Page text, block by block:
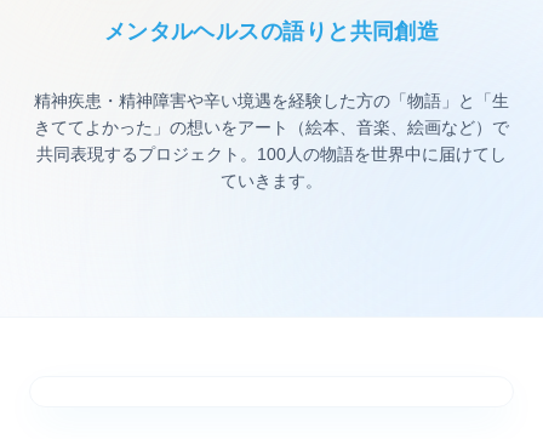
メンタルヘルスの語りと共同創造
精神疾患・精神障害や辛い境遇を経験した方の「物語」と「生
きててよかった」の想いをアート（絵本、音楽、絵画など）で
共同表現するプロジェクト。100人の物語を世界中に届けてし
ていきます。